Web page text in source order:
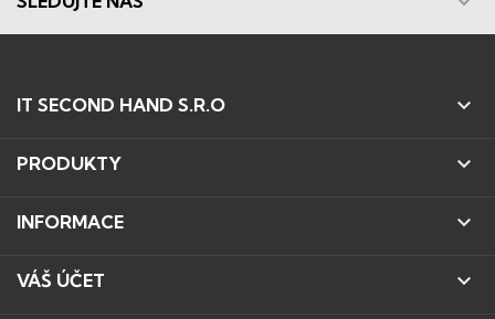
IT SECOND HAND S.R.O 
PRODUKTY 
INFORMACE 
VÁŠ ÚČET 